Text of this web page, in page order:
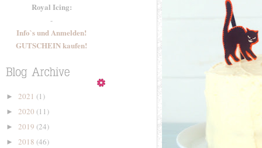
Royal Icing:
-
Info`s und Anmelden!
GUTSCHEIN kaufen!
► 2021 (1)
► 2020 (11)
► 2019 (24)
► 2018 (46)